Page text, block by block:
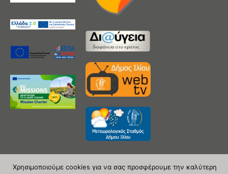
Χρησιμοποιούμε cookies για να σας προσφέρουμε την καλύτερη